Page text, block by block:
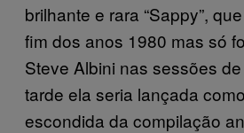
brilhante e rara “Sappy”,
fim dos anos 1980 mas só
Steve Albini nas sessões de
tarde ela seria lançada
escondida da compilação